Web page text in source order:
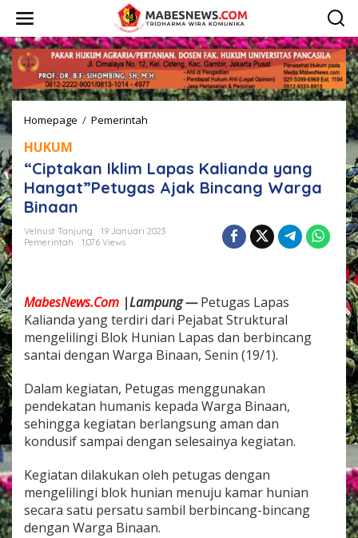
w
a
t
i
k
e
k
o
n
t
e
n
Homepage / Pemerintah
p
t
a
n
m
L
a
p
K
a
l
a
d
a
y
a
HUKUM
“Ciptakan Iklim Lapas Kalianda yang
Hangat”Petugas Ajak Bincang Warga
Binaan
Velnust Tanjung
19 Januari 2023
Pemerintah
1,076 Views
MabesNews.Com |Lampung — Petugas Lapas
Kalianda yang terdiri dari Pejabat Struktural
mengelilingi Blok Hunian Lapas dan berbincang
santai dengan Warga Binaan, Senin (19/1).
Dalam kegiatan, Petugas menggunakan
pendekatan humanis kepada Warga Binaan,
sehingga kegiatan berlangsung aman dan
kondusif sampai dengan selesainya kegiatan.
Kegiatan dilakukan oleh petugas dengan
mengelilingi blok hunian menuju kamar hunian
secara satu persatu sambil berbincang-bincang
dengan Warga Binaan.